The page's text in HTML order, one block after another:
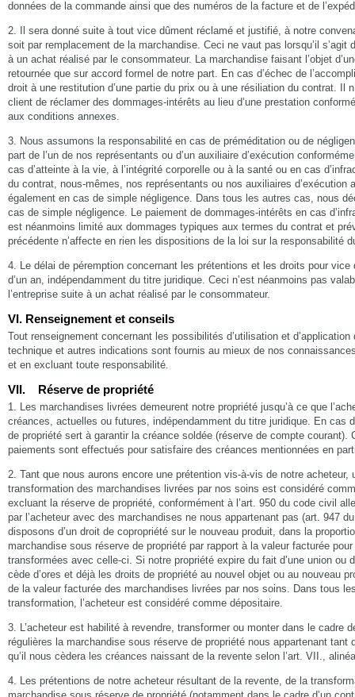
données de la commande ainsi que des numéros de la facture et de
2. Il sera donné suite à tout vice dûment réclamé et justifié, à notre
soit par remplacement de la marchandise. Ceci ne vaut pas lorsqu’il s’agit
à un achat réalisé par le consommateur. La marchandise faisant l’objet
retournée que sur accord formel de notre part. En cas d’échec de
droit à une restitution d’une partie du prix ou à une résiliation du contrat. Il
client de réclamer des dommages-intérêts au lieu d’une prestation
aux conditions annexes.
3. Nous assumons la responsabilité en cas de préméditation ou de
part de l’un de nos représentants ou d’un auxiliaire d’exécution
cas d’atteinte à la vie, à l’intégrité corporelle ou à la santé ou en cas
du contrat, nous-mêmes, nos représentants ou nos auxiliaires d’exécution
également en cas de simple négligence. Dans tous les autres cas, nous
cas de simple négligence. Le paiement de dommages-intérêts en cas
est néanmoins limité aux dommages typiques aux termes du contrat et
précédente n’affecte en rien les dispositions de la loi sur la responsabilité
4. Le délai de péremption concernant les prétentions et les droits pour
d’un an, indépendamment du titre juridique. Ceci n’est néanmoins pas
l’entreprise suite à un achat réalisé par le consommateur.
VI. Renseignement et conseils
Tout renseignement concernant les possibilités d’utilisation et
technique et autres indications sont fournis au mieux de nos
et en excluant toute responsabilité.
VII. Réserve de propriété
1. Les marchandises livrées demeurent notre propriété jusqu’à ce que
créances, actuelles ou futures, indépendamment du titre juridique. En cas
de propriété sert à garantir la créance soldée (réserve de compte courant).
paiements sont effectués pour satisfaire des créances mentionnées en
2. Tant que nous aurons encore une prétention vis-à-vis de notre acheteur,
transformation des marchandises livrées par nos soins est considéré
excluant la réserve de propriété, conformément à l’art. 950 du code civil
par l’acheteur avec des marchandises ne nous appartenant pas (art. 947
disposons d’un droit de copropriété sur le nouveau produit, dans la
marchandise sous réserve de propriété par rapport à la valeur facturée
transformées avec celle-ci. Si notre propriété expire du fait d’une union ou
cède d’ores et déjà les droits de propriété au nouvel objet ou au nouveau
de la valeur facturée des marchandises livrées par nos soins. Dans tous
transformation, l’acheteur est considéré comme dépositaire.
3. L’acheteur est habilité à revendre, transformer ou monter dans le cadre
régulières la marchandise sous réserve de propriété nous appartenant tant
qu’il nous cèdera les créances naissant de la revente selon l’art. VII.,
4. Les prétentions de notre acheteur résultant de la revente, de la